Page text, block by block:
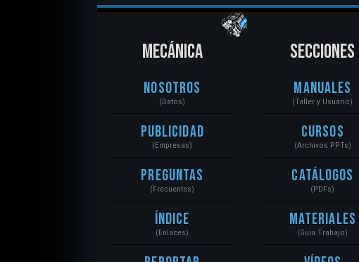
MECÁNICA
Nosotros
(Datos)
Publicidad
(Empresas)
Preguntas
(Frecuentes)
Índice
(Enlaces)
SECCIONES
Manuales
(Taller y Usuario)
Cursos
(Archivos PPTs)
Catálogos
(PDFs)
Materiales
(Guía Trabajo)